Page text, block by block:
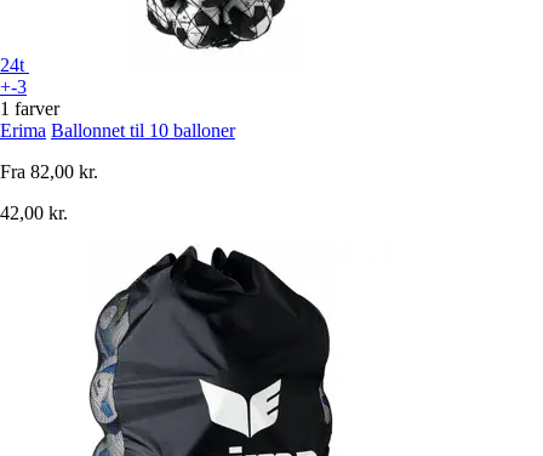
24t
+-3
1 farver
Erima Ballonnet til 10 balloner
Fra 82,00 kr.
42,00 kr.